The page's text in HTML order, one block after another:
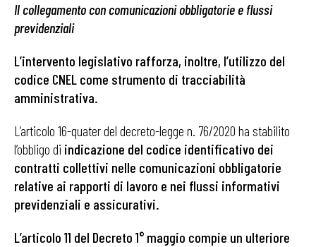
Il collegamento con comunicazioni obbligatorie e flussi
previdenziali
L’intervento legislativo rafforza, inoltre, l’utilizzo del
codice CNEL come strumento di tracciabilità
amministrativa.
L’articolo 16-quater del decreto-legge n. 76/2020 ha stabilito
l’obbligo di indicazione del codice identificativo dei
contratti collettivi nelle comunicazioni obbligatorie
relative ai rapporti di lavoro e nei flussi informativi
previdenziali e assicurativi.
L’articolo 11 del Decreto 1° maggio compie un ulteriore